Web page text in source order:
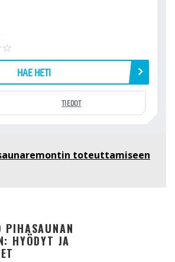
HAE HETI
TIEDOT
toteuttamiseen
PIHASAUNAN
HYÖDYT JA